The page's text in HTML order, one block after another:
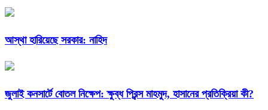
আস্থা হারিয়েছে সরকার: নাহিদ
জুলাই কনসার্টে বোতল নিক্ষেপ: ক্ষুব্ধ প্রিন্স মাহমুদ, হাসানের প্রতিক্রিয়া কী?